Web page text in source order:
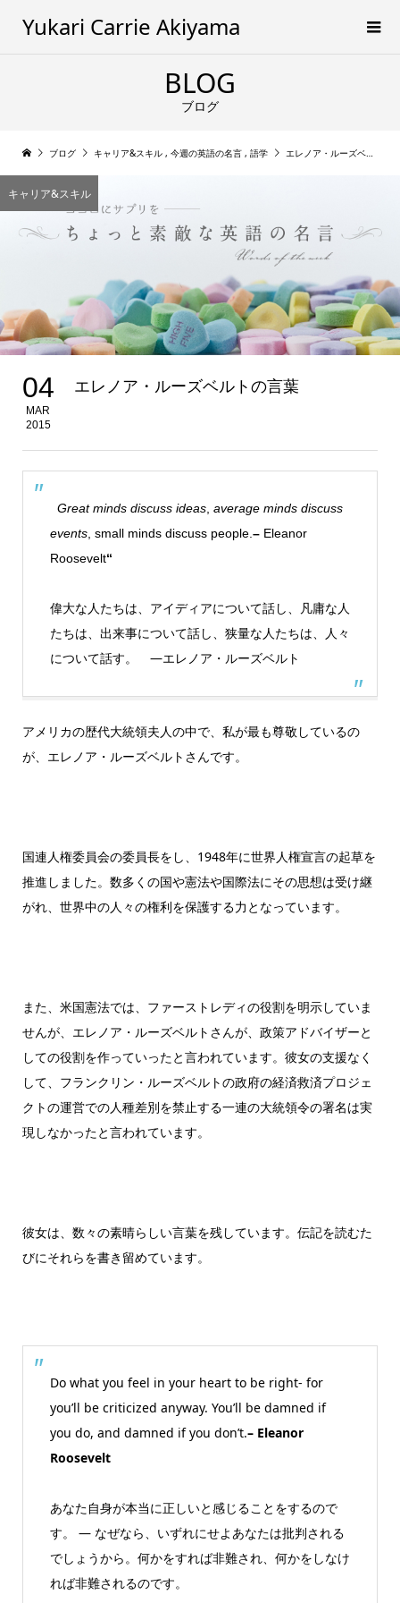
Yukari Carrie Akiyama
BLOG
ブログ
ブログ キャリア&スキル , 今週の英語の名言 , 語学 エレノア・ルーズベルトの言葉
キャリア&スキル
04
MAR
2015
エレノア・ルーズベルトの言葉
Great minds discuss ideas, average minds discuss
events, small minds discuss people. – Eleanor
Roosevelt“
偉大な人たちは、アイディアについて話し、凡庸な人
たちは、出来事について話し、狭量な人たちは、人々
について話す。
―エレノア・ルーズベルト
アメリカの歴代大統領夫人の中で、私が最も尊敬しているの
が、エレノア・ルーズベルトさんです。
国連人権委員会の委員長をし、1948年に世界人権宣言の起草を
推進しました。数多くの国や憲法や国際法にその思想は受け継
がれ、世界中の人々の権利を保護する力となっています。
また、米国憲法では、ファーストレディの役割を明示していま
せんが、エレノア・ルーズベルトさんが、政策アドバイザーと
しての役割を作っていったと言われています。彼女の支援なく
して、フランクリン・ルーズベルトの政府の経済救済プロジェ
クトの運営での人種差別を禁止する一連の大統領令の署名は実
現しなかったと言われています。
彼女は、数々の素晴らしい言葉を残しています。伝記を読むた
びにそれらを書き留めています。
Do what you feel in your heart to be right- for
you’ll be criticized anyway. You’ll be damned if
you do, and damned if you don’t.– Eleanor
Roosevelt
あなた自身が本当に正しいと感じることをするので
す。 ― なぜなら、いずれにせよあなたは批判される
でしょうから。何かをすれば非難され、何かをしなけ
れば非難されるのです。